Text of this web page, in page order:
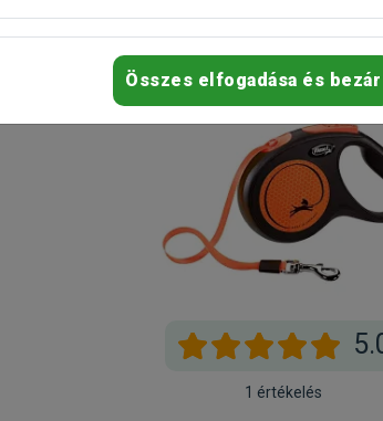
1 értékelés
Összes elfogadása és bezár